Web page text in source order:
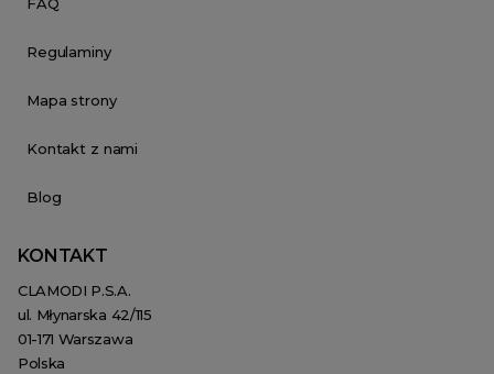
FAQ
Regulaminy
Mapa strony
Kontakt z nami
Blog
KONTAKT
CLAMODI P.S.A.
ul. Młynarska 42/115
01-171 Warszawa
Polska